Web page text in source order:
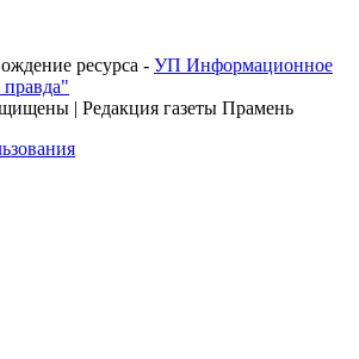
ресурса - УП Информационное
| Редакция газеты Прамень